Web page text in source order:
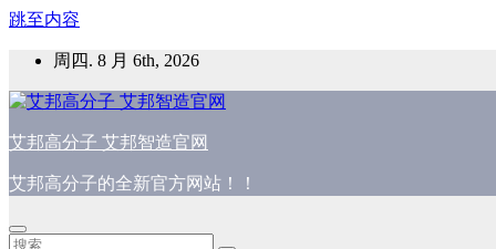
跳至内容
周四. 8 月 6th, 2026
艾邦高分子 艾邦智造官网
艾邦高分子的全新官方网站！！